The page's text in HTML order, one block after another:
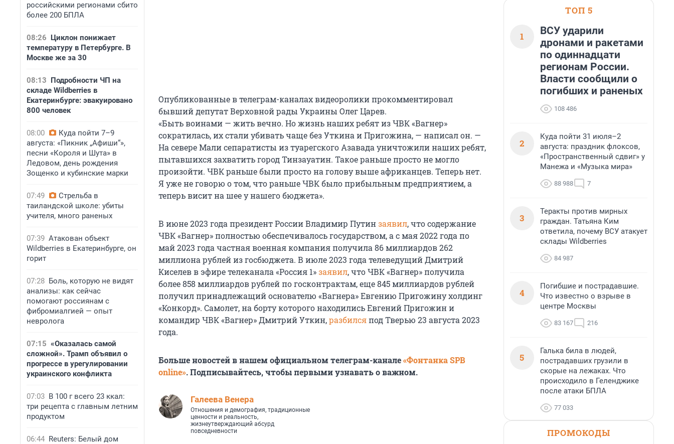
российскими регионами сбито
более 200 БПЛА
08:26 Циклон понижает
температуру в Петербурге. В
Москве же за 30
08:13 Подробности ЧП на
складе Wildberries в
Екатеринбурге: эвакуировано
800 человек
08:00
Куда пойти 7–9
августа: «Пикник „Афиши“»,
песни «Короля и Шута» в
Ледовом, день рождения
Зощенко и кубинские марки
07:49
Стрельба в
таиландской школе: убиты
учителя, много раненых
07:39 Атакован объект
Wildberries в Екатеринбурге, он
горит
07:28 Боль, которую не видят
анализы: как сейчас
помогают россиянам с
фибромиалгией — опыт
невролога
07:15 «Оказалась самой
сложной». Трамп объявил о
прогрессе в урегулировании
украинского конфликта
07:03 В 100 г всего 23 ккал:
три рецепта с главным летним
продуктом
06:44 Reuters: Белый дом
Опубликованные в телеграм-каналах видеоролики прокомментировал
бывший депутат Верховной рады Украины Олег Царев.
«Быть воинами — жить вечно. Но жизнь наших ребят из ЧВК «Вагнер»
сократилась, их стали убивать чаще без Уткина и Пригожина, — написал он. —
На севере Мали сепаратисты из туарегского Азавада уничтожили наших ребят,
пытавшихся захватить город Тинзауатин. Такое раньше просто не могло
произойти. ЧВК раньше были просто на голову выше африканцев. Теперь нет.
Я уже не говорю о том, что раньше ЧВК было прибыльным предприятием, а
теперь висит на шее у нашего бюджета».
В июне 2023 года президент России Владимир Путинзаявил, что содержание
ЧВК «Вагнер» полностью обеспечивалось государством, а с мая 2022 года по
май 2023 года частная военная компания получила 86 миллиардов 262
миллиона рублей из госбюджета. В июле 2023 года телеведущий Дмитрий
Киселев в эфире телеканала «Россия 1»заявил, что ЧВК «Вагнер» получила
более 858 миллиардов рублей по госконтрактам, еще 845 миллиардов рублей
получил принадлежащий основателю «Вагнера» Евгению Пригожину холдинг
«Конкорд». Самолет, на борту которого находились Евгений Пригожин и
командир ЧВК «Вагнер» Дмитрий Уткин,разбилсяпод Тверью 23 августа 2023
года.
Больше новостей в нашем официальном телеграм-канале«Фонтанка SPB
online». Подписывайтесь, чтобы первыми узнавать о важном.
Галеева Венера
Отношения и демография, традиционные
ценности и реальность,
жизнеутверждающий абсурд
повседневности
ТОП 5
1
ВСУ ударили
дронами и ракетами
по одиннадцати
регионам России.
Власти сообщили о
погибших и раненых
108 486
2
Куда пойти 31 июля–2
августа: праздник флоксов,
«Пространственный сдвиг» у
Манежа и «Музыка мира»
88 988 7
3
Теракты против мирных
граждан. Татьяна Ким
ответила, почему ВСУ атакует
склады Wildberries
84 987
4
Погибшие и пострадавшие.
Что известно о взрыве в
центре Москвы
83 167 216
5
Галька била в людей,
пострадавших грузили в
скорые на лежаках. Что
происходило в Геленджике
после атаки БПЛА
77 033
ПРОМОКОДЫ